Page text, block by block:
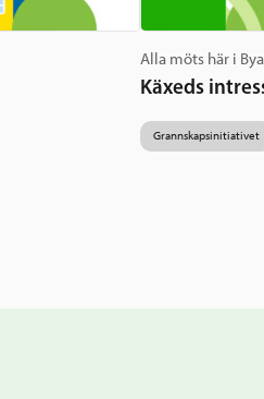
Alla möts här i
Käxeds
Grannskapsinitiativet